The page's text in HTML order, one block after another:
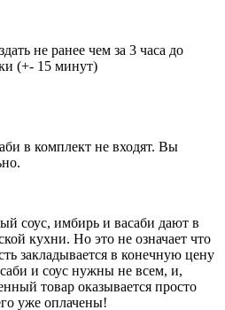
не ранее чем за 3 часа до
(+- 15 минут)
в комплект не входят. Вы
соус, имбирь и васаби дают в
кухни. Но это не означает что
закладывается в конечную цену
и соус нужны не всем, и,
товар оказывается просто
уже оплачены!